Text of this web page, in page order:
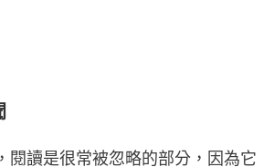
閱讀是很常被忽略的部分，因為它